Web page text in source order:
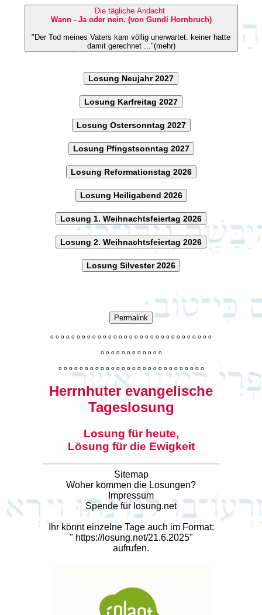
Die tägliche Andacht
Wann - Ja oder nein. (von Gundi Hornbruch)
"Der Tod meines Vaters kam völlig unerwartet. keiner hatte
damit gerechnet ..."(mehr)
Losung Neujahr 2027
Losung Karfreitag 2027
Losung Ostersonntag 2027
Losung Pfingstsonntag 2027
Losung Reformationstag 2026
Losung Heiligabend 2026
Losung 1. Weihnachtsfeiertag 2026
Losung 2. Weihnachtsfeiertag 2026
Losung Silvester 2026
Permalink
o o o o o o o o o o o o o o o o o o o o o o o o o o o o o o o
o o o o o o o o o o o o
o o o o o o o o o o o o o o o o o o o o o o o o o o o o
Herrnhuter evangelische
Tageslosung
Losung für heute,
Lösung für die Ewigkeit
Sitemap
Woher kommen die Losungen?
Impressum
Spende für losung.net
Ihr könnt einzelne Tage auch im Format:
" https://losung.net/21.6.2025"
aufrufen.